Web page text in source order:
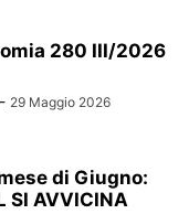
280 III/2026
- 29 Maggio 2026
di Giugno:
SI AVVICINA